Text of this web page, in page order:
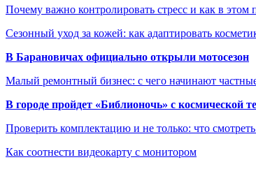
Почему важно контролировать стресс и как в этом
Сезонный уход за кожей: как адаптировать
В Барановичах официально открыли мотосезон
Малый ремонтный бизнес: с чего начинают
В городе пройдет «Библионочь» с космической
Проверить комплектацию и не только: что
Как соотнести видеокарту с монитором